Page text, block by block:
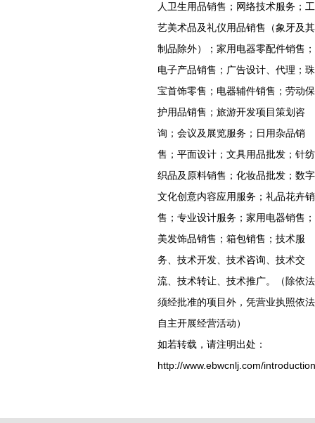
人卫生用品销售；网络技术服务；工
艺美术品及礼仪用品销售（象牙及其
制品除外）；家用电器零配件销售；
电子产品销售；广告设计、代理；珠
宝首饰零售；电器辅件销售；劳动保
护用品销售；旅游开发项目策划咨
询；会议及展览服务；日用杂品销
售；平面设计；文具用品批发；针纺
织品及原料销售；化妆品批发；数字
文化创意内容应用服务；礼品花卉销
售；专业设计服务；家用电器销售；
美发饰品销售；箱包销售；技术服
务、技术开发、技术咨询、技术交
流、技术转让、技术推广。（除依法
须经批准的项目外，凭营业执照依法
自主开展经营活动）
如若转载，请注明出处：
http://www.ebwcnlj.com/